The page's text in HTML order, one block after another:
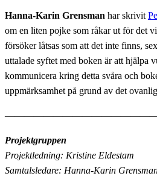
Hanna-Karin Grensman har skrivit
om en liten pojke som råkar ut för det
försöker låtsas som att det inte finns,
uttalade syftet med boken är att hjälpa
kommunicera kring detta svåra och
uppmärksamhet på grund av det
Projektgruppen
Projektledning: Kristine Eldestam
Samtalsledare: Hanna-Karin